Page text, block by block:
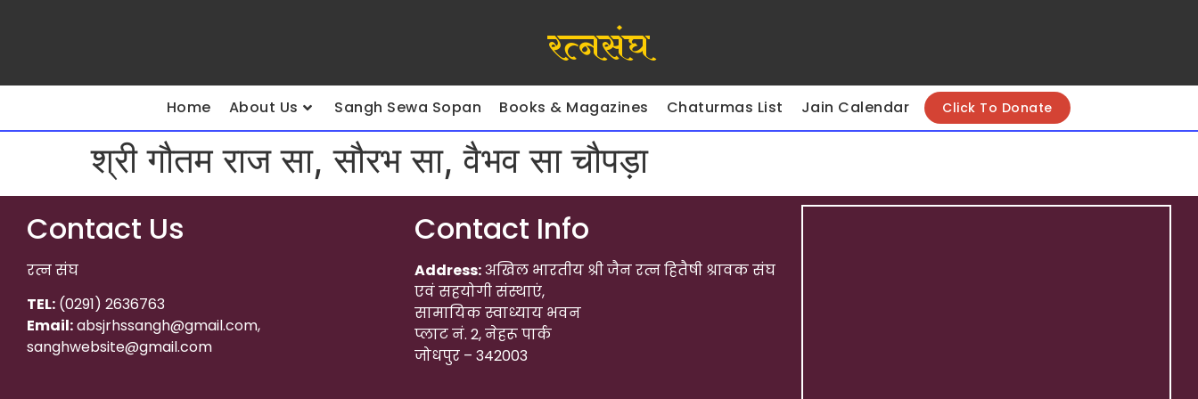
रत्नसंघ
Home About Us Sangh Sewa Sopan Books & Magazines Chaturmas List Jain Calendar Click To Donate
श्री गौतम राज सा, सौरभ सा, वैभव सा चौपड़ा
Contact Us
रत्न संघ
TEL: (0291) 2636763
Email:absjrhssangh@gmail.com,
sanghwebsite@gmail.com
Contact Info
Address:अखिल भारतीय श्री जैन रत्न हितैषी श्रावक संघ
एवं सहयोगी संस्थाएं,
सामायिक स्वाध्याय भवन
प्लाट नं. 2, नेहरू पार्क
जोधपुर – 342003